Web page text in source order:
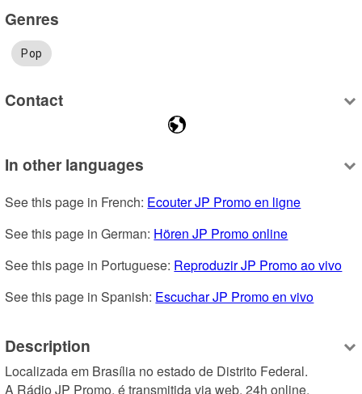
Genres
Pop
Contact
In other languages
See this page in French: Ecouter JP Promo en ligne
See this page in German: Hören JP Promo online
See this page in Portuguese: Reproduzir JP Promo ao vivo
See this page in Spanish: Escuchar JP Promo en vivo
Description
Localizada em Brasília no estado de Distrito Federal.
A Rádio JP Promo, é transmitida via web, 24h online.